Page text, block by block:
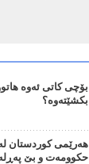
بۆچی کاتی ئەوە
بکشێتەوە؟
حکوومەت و بێ